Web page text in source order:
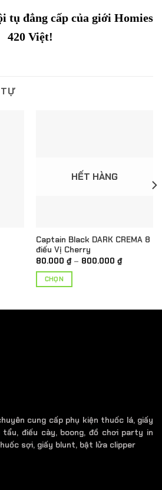
tụ đẳng cấp của giới Homies
420 Việt!
HẾT HÀNG
Captain Black DARK CREMA 8
điếu Vị Cherry
80.000 ₫ – 800.000 ₫Khoảng
giá:
CHỌN
có
thể
được
cung cấp phụ kiện thuốc lá, giấy
tẩu, điếu cày, boong, đồ chơi party in
sợi, giấy blunt, bật lửa clipper